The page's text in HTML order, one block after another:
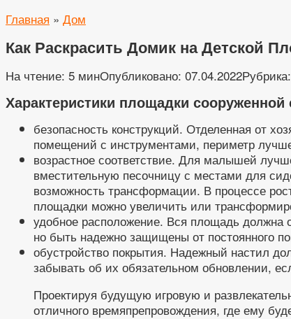
Главная » Дом
Как Раскрасить Домик на Детской
На чтение: 5 минОпубликовано: 07.04.2022Рубрика:
Характеристики площадки
безопасность конструкций. Отделенная от
помещений с инструментами, периметр
возрастное соответствие. Для малышей
вместительную песочницу с местами для
возможность трансформации. В процессе
площадки можно увеличить или
удобное расположение. Вся площадь должна
но быть надежно защищены от постоянного
обустройство покрытия. Надежный настил
забывать об их обязательном обновлении,
Проектируя будущую игровую и
отличного времяпрепровождения, где ему